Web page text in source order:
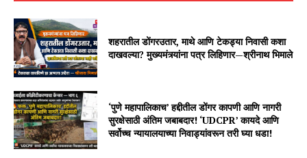
शहरातील डोंगरउतार, माथे आणि टेकड्या निवासी कशा
दाखवल्या? मुख्यमंत्र्यांना पत्र लिहिणार—श्रीनाथ भिमाले
‘पुणे महापालिकाच’ हद्दीतील डोंगर कापणी आणि नागरी
सुरक्षेसाठी अंतिम जबाबदार! ‘UDCPR’ कायदे आणि
सर्वोच्च न्यायालयाच्या निवाड्यांवरून तरी घ्या धडा!